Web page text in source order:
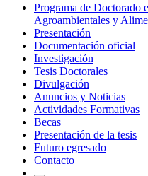
Programa de Doctorado
Agroambientales y
Presentación
Documentación oficial
Investigación
Tesis Doctorales
Divulgación
Anuncios y Noticias
Actividades Formativas
Becas
Presentación de la tesis
Futuro egresado
Contacto